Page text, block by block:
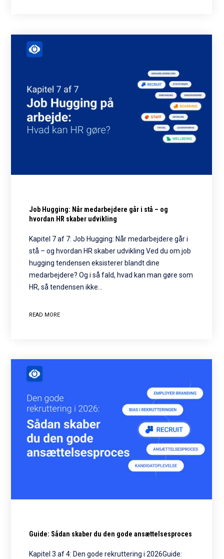
Job Hugging: Når medarbejdere går i stå – og
hvordan HR skaber udvikling
Kapitel 7 af 7: Job Hugging: Når medarbejdere går i
stå – og hvordan HR skaber udvikling Ved du om job
hugging tendensen eksisterer blandt dine
medarbejdere? Og i så fald, hvad kan man gøre som
HR, så tendensen ikke…
READ MORE
Guide: Sådan skaber du den gode ansættelsesproces
Kapitel 3 af 4: Den gode rekruttering i 2026Guide: